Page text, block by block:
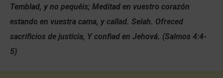
Temblad, y no pequéis; Meditad en vuestro corazón
estando en vuestra cama, y callad. Selah. Ofreced
sacrificios de justicia, Y confiad en Jehová. (Salmos 4:4-
5)